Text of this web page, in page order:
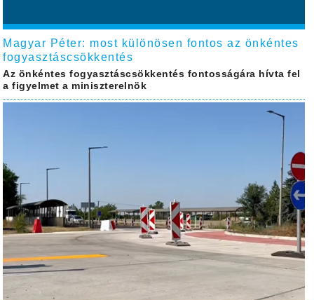
Magyar Péter: most különösen fontos az önkéntes
fogyasztáscsökkentés
Az önkéntes fogyasztáscsökkentés fontosságára hívta fel
a figyelmet a miniszterelnök